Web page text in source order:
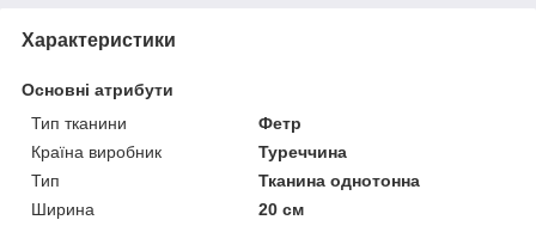
Характеристики
Основні атрибути
Тип тканини
Фетр
Країна виробник
Туреччина
Тип
Тканина однотонна
Ширина
20 см